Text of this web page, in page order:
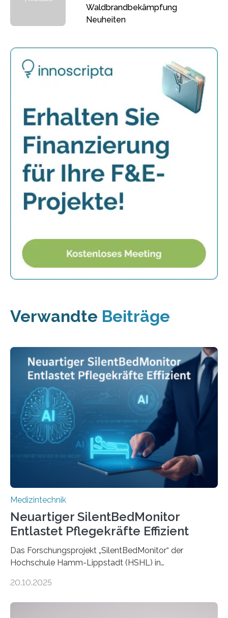
Waldbrandbekämpfung
Neuheiten
Verwandte Beiträge
Medizintechnik
Neuartiger SilentBedMonitor
Entlastet Pflegekräfte Effizient
Das Forschungsprojekt „SilentBedMonitor“ der
Hochschule Hamm-Lippstadt (HSHL) in
auf Personen ab, die bettlägerig sind oder in ihrer
20.10.2025